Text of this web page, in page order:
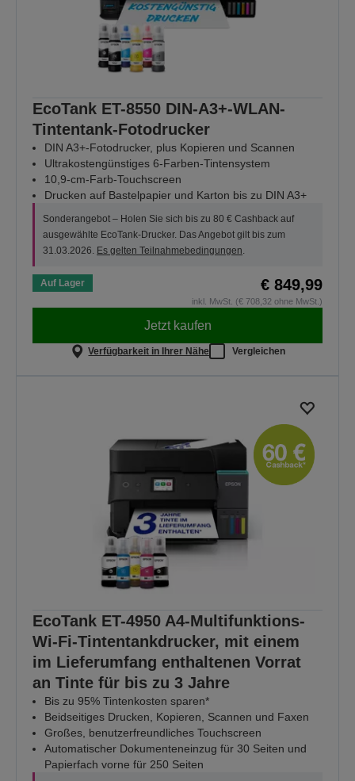
EcoTank ET-8550 DIN-A3+-WLAN-
Tintentank-Fotodrucker
DIN A3+-Fotodrucker, plus Kopieren und Scannen
Ultrakostengünstiges 6-Farben-Tintensystem
10,9-cm-Farb-Touchscreen
Drucken auf Bastelpapier und Karton bis zu DIN A3+
Sonderangebot – Holen Sie sich bis zu 80 € Cashback auf
ausgewählte EcoTank-Drucker. Das Angebot gilt bis zum
31.03.2026. Es gelten Teilnahmebedingungen.
Auf Lager € 849,99
inkl. MwSt. (€ 708,32 ohne MwSt.)
Jetzt kaufen
Verfügbarkeit in Ihrer Nähe Vergleichen
EcoTank ET-4950 A4-Multifunktions-
Wi-Fi-Tintentankdrucker, mit einem
im Lieferumfang enthaltenen Vorrat
an Tinte für bis zu 3 Jahre
Bis zu 95% Tintenkosten sparen*
Beidseitiges Drucken, Kopieren, Scannen und Faxen
Großes, benutzerfreundliches Touchscreen
Automatischer Dokumenteneinzug für 30 Seiten und
Papierfach vorne für 250 Seiten